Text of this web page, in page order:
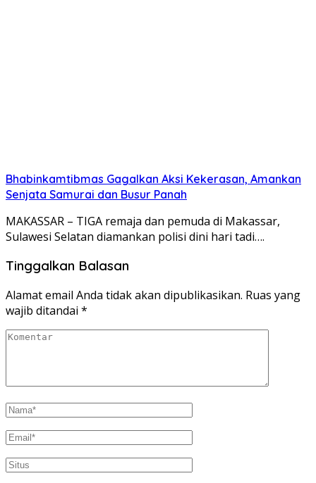
Bhabinkamtibmas Gagalkan Aksi Kekerasan, Amankan
Senjata Samurai dan Busur Panah
MAKASSAR – TIGA remaja dan pemuda di Makassar,
Sulawesi Selatan diamankan polisi dini hari tadi….
Tinggalkan Balasan
Alamat email Anda tidak akan dipublikasikan. Ruas yang
wajib ditandai *